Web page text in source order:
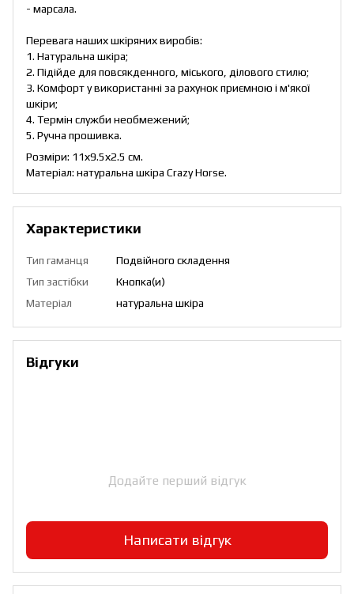
- марсала.
Перевага наших шкіряних виробів:
1. Натуральна шкіра;
2. Підійде для повсякденного, міського, ділового стилю;
3. Комфорт у використанні за рахунок приємною і м'якої
шкіри;
4. Термін служби необмежений;
5. Ручна прошивка.
Розміри: 11х9.5х2.5 см.
Матеріал: натуральна шкіра Crazy Horse.
Характеристики
Тип гаманця
Подвійного складення
Тип застібки
Кнопка(и)
Матеріал
натуральна шкіра
Відгуки
Додайте перший відгук
Написати відгук